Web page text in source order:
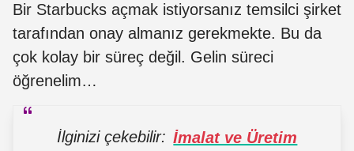
Bir Starbucks açmak istiyorsanız temsilci şirket
tarafından onay almanız gerekmekte. Bu da
çok kolay bir süreç değil. Gelin süreci
öğrenelim…
İlginizi çekebilir: İmalat ve Üretim